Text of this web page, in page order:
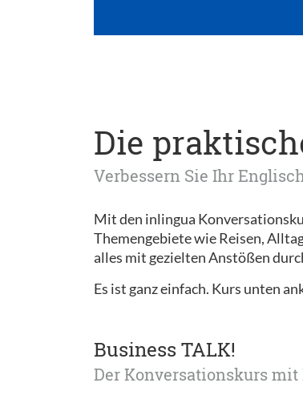
Die
Verbessern Sie Ihr
Mit den inlingua
Themengebiete wie Reisen,
alles mit gezielten Anstößen
Es ist ganz einfach. Kurs unten
Business TALK!
Der Konversationskurs